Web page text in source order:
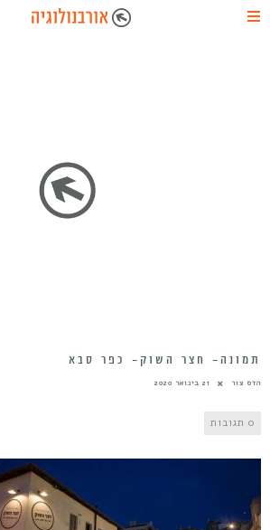
תמונה- חצר השוק- כפר סבא
הדס צור 21 בינואר 2020
0 תגובות